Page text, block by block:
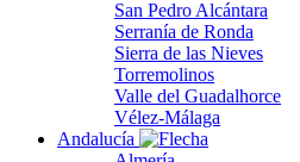
San Pedro Alcántara
Serranía de Ronda
Sierra de las Nieves
Torremolinos
Valle del Guadalhorce
Vélez-Málaga
Andalucía